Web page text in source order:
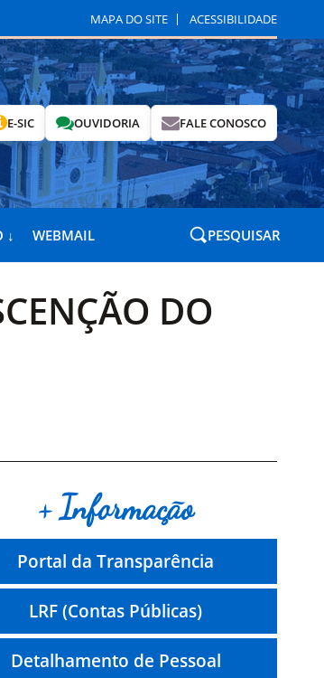
MAPA DO SITE ACESSIBILIDADE
E-SIC OUVIDORIA FALE CONOSCO
↓ WEBMAIL PESQUISAR
DO
+ Informação
Portal da Transparência
LRF (Contas Públicas)
Detalhamento de Pessoal